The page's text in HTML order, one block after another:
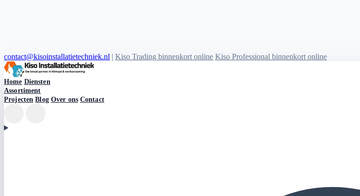
contact@kisoinstallatietechniek.nl | Kiso Trading binnenkort online Kiso Professional binnenkort online
Kiso Installatietechniek logo
Home Diensten
Assortiment
Projecten Blog Over ons Contact